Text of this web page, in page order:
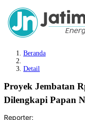
Beranda
Detail
Proyek Jembatan
Dilengkapi Papan
Reporter: